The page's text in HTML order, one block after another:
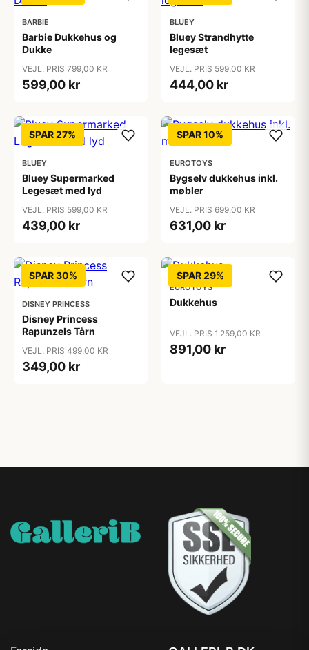
BARBIE
Barbie Dukkehus og
Dukke
VEJL. PRIS 799,00 KR
599,00 kr
BLUEY
Bluey Strandhytte
legesæt
VEJL. PRIS 599,00 KR
444,00 kr
SPAR 27%
BLUEY
Bluey Supermarked
Legesæt med lyd
VEJL. PRIS 599,00 KR
439,00 kr
SPAR 10%
EUROTOYS
Bygselv dukkehus inkl.
møbler
VEJL. PRIS 699,00 KR
631,00 kr
SPAR 30%
DISNEY PRINCESS
Disney Princess
Rapunzels Tårn
VEJL. PRIS 499,00 KR
349,00 kr
SPAR 29%
EUROTOYS
Dukkehus
VEJL. PRIS 1.259,00 KR
891,00 kr